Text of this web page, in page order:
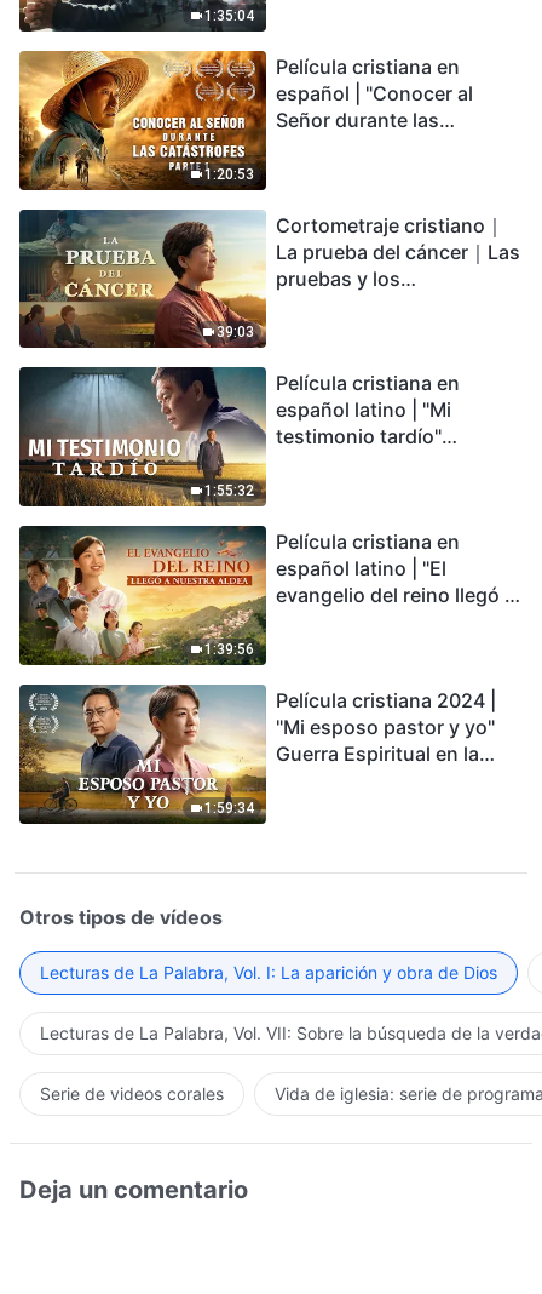
1:35:04
podemos sobrevivir?
1:20:53
Película cristiana en
español | "Conocer al
Señor durante las
encontrarás refugio?
39:03
Cortometraje cristiano｜
La prueba del cáncer｜Las
pruebas y los
1:55:32
Película cristiana en
español latino | "Mi
testimonio tardío"
conmovedor
1:39:56
Película cristiana en
español latino | "El
evangelio del reino llegó a
1:59:34
Película cristiana 2024 |
"Mi esposo pastor y yo"
Guerra Espiritual en la
Otros tipos de vídeos
Lecturas de La Palabra, Vol. I: La aparición y obra de Dios
Lecturas de La Palabra, Vol. VII: Sobre la búsqueda de la
Serie de videos corales Vida de iglesia: serie de
Deja un comentario